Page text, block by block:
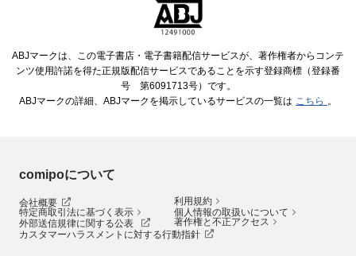
ABJマークは、この電子書店・電子書籍配信サービスが、著作権者からコンテ
ンツ使用許諾を得た正規版配信サービスであることを示す登録商標（登録番
号 第6091713号）です。
ABJマークの詳細、ABJマークを掲示しているサービスの一覧は こちら 。
comipoについて
会社概要
利用規約
特定商取引法に基づく表示
個人情報の取扱いについて
外部送信規律に関する公表
著作権と不正アクセス
カスタマーハラスメントに対する行動指針